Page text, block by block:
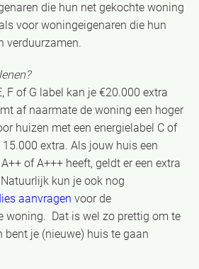
die hun net gekochte woning
voor woningeigenaren die hun
verduurzamen.
F of G label kan je €20.000 extra
af naarmate de woning een hoger
huizen met een energielabel C of
extra. Als jouw huis een
of A+++ heeft, geldt er een extra
kun je ook nog
aanvragen voor de
woning. Dat is wel zo prettig om te
bent je (nieuwe) huis te gaan